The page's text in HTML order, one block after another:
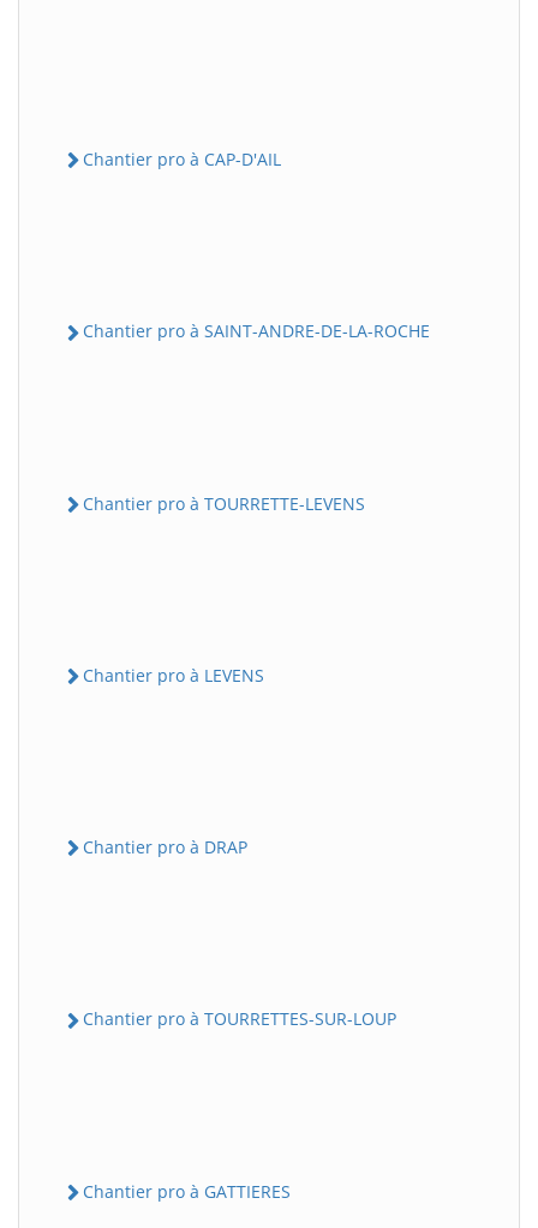
Chantier pro à CAP-D'AIL
Chantier pro à SAINT-ANDRE-DE-LA-ROCHE
Chantier pro à TOURRETTE-LEVENS
Chantier pro à LEVENS
Chantier pro à DRAP
Chantier pro à TOURRETTES-SUR-LOUP
Chantier pro à GATTIERES